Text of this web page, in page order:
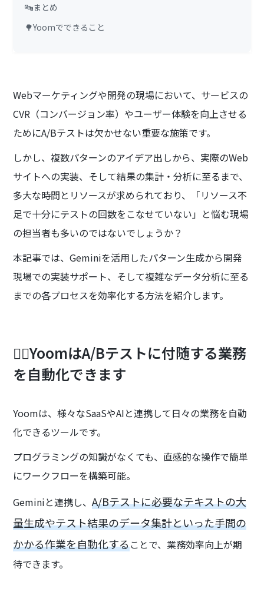
🔤まとめ
🌳Yoomでできること
Webマーケティングや開発の現場において、サービスの
CVR（コンバージョン率）やユーザー体験を向上させる
ためにA/Bテストは欠かせない重要な施策です。
しかし、複数パターンのアイデア出しから、実際のWeb
サイトへの実装、そして結果の集計・分析に至るまで、
多大な時間とリソースが求められており、「リソース不
足で十分にテストの回数をこなせていない」と悩む現場
の担当者も多いのではないでしょうか？
本記事では、Geminiを活用したパターン生成から開発
現場での実装サポート、そして複雑なデータ分析に至る
までの各プロセスを効率化する方法を紹介します。
🏃‍♀️YoomはA/Bテストに付随する業務
を自動化できます
Yoomは、様々なSaaSやAIと連携して日々の業務を自動
化できるツールです。
プログラミングの知識がなくても、直感的な操作で簡単
にワークフローを構築可能。
Geminiと連携し、A/Bテストに必要なテキストの大
量生成やテスト結果のデータ集計といった手間の
かかる作業を自動化することで、業務効率向上が期
待できます。